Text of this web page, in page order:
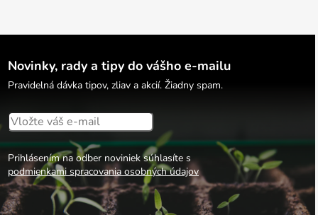
Novinky, rady a tipy do vášho e-mailu
Pravidelná dávka tipov, zliav a akcií. Žiadny spam.
Prihlásením na odber noviniek súhlasíte s
podmienkami spracovania osobných údajov